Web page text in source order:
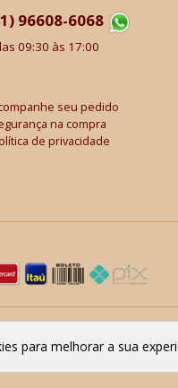
96608-6068
09:30 às 17:00
seu pedido
na compra
de privacidade
para melhorar a sua